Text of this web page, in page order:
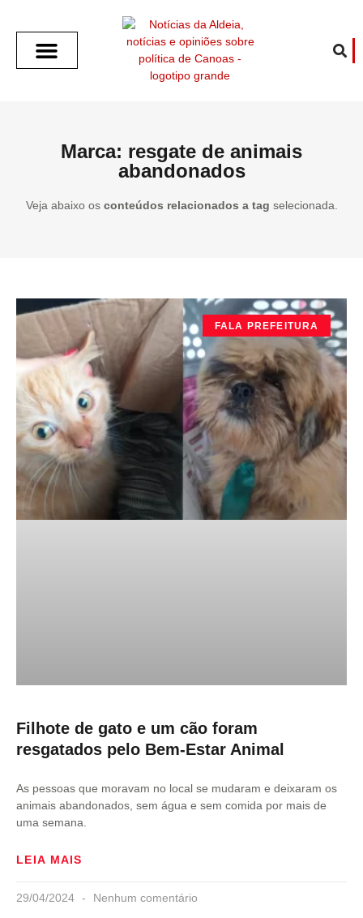
Marca: resgate de animais
abandonados
Veja abaixo os conteúdos relacionados a tag selecionada.
FALA PREFEITURA
Filhote de gato e um cão foram
resgatados pelo Bem-Estar Animal
As pessoas que moravam no local se mudaram e deixaram os
animais abandonados, sem água e sem comida por mais de
uma semana.
LEIA MAIS
29/04/2024 Nenhum comentário